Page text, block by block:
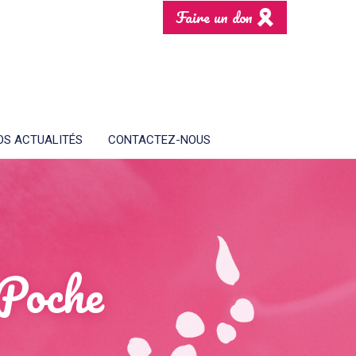
Faire un don
ACTUALITÉS CONTACTEZ-NOUS